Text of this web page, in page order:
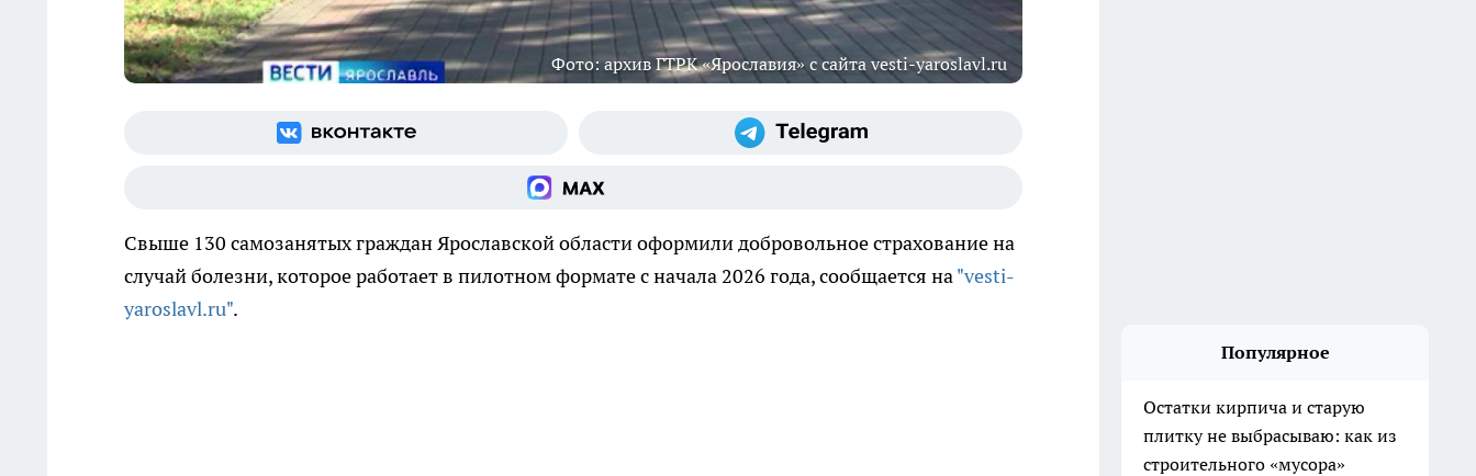
Фото: архив ГТРК «Ярославия» с сайта vesti-yaroslavl.ru
Свыше 130 самозанятых граждан Ярославской области оформили добровольное страхование на
случай болезни, которое работает в пилотном формате с начала 2026 года, сообщается на"vesti-
yaroslavl.ru".
Популярное
Остатки кирпича и старую
плитку не выбрасываю: как из
строительного «мусора»